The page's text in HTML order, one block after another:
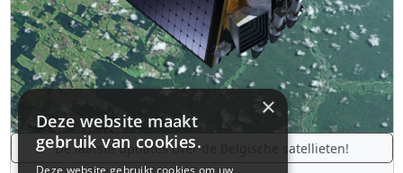
De laatste updates over de Belgische satellieten!
×
Deze website maakt
gebruik van cookies.
Deze website gebruikt cookies om uw